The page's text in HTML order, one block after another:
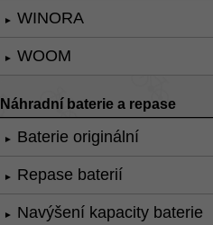
► WINORA
► WOOM
Náhradní baterie a repase
► Baterie originální
► Repase baterií
► Navýšení kapacity baterie